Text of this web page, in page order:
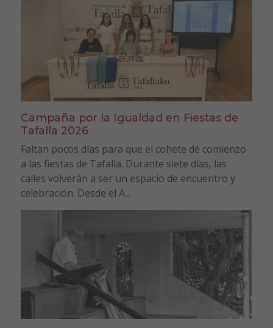
Campaña por la Igualdad en Fiestas de
Tafalla 2026
Faltan pocos días para que el cohete dé comienzo
a las fiestas de Tafalla. Durante siete días, las
calles volverán a ser un espacio de encuentro y
celebración. Desde el A...